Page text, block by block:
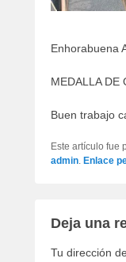
Enhorabuena
MEDALLA DE
Buen trabajo
Este artículo fue
admin Enlace
Deja una
Tu dirección